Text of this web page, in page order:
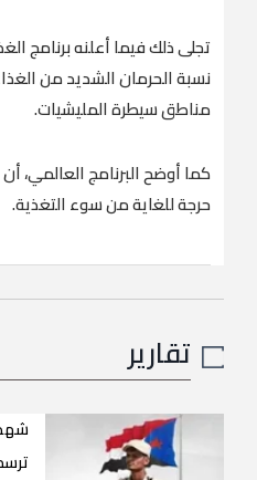
تجلى ذلك فيما أعلنه برنامج
مناطق سيطرة المليشيات.
كما أوضح البرنامج العالمي،
حرجة للغاية من سوء التغذية.
تقارير